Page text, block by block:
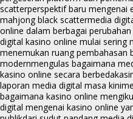
scatterperspektif baru mengenai
mahjong black scattermedia
online dalam berbagai perubahan
digital kasino online mulai sering
menemukan ruang pembahasan
modernmengulas bagaimana
kasino online secara berbeda
laporan media digital masa kini
bagaimana kasino online
digital mengenai kasino online